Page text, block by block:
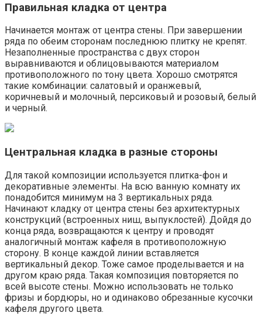
Правильная кладка от центра
Начинается монтаж от центра стены. При завершении
ряда по обеим сторонам последнюю плитку не крепят.
Незаполненные пространства с двух сторон
выравниваются и облицовываются материалом
противоположного по тону цвета. Хорошо смотрятся
такие комбинации: салатовый и оранжевый,
коричневый и молочный, персиковый и розовый, белый
и черный.
Центральная кладка в разные стороны
Для такой композиции используется плитка-фон и
декоративные элементы. На всю ванную комнату их
понадобится минимум на 3 вертикальных ряда.
Начинают кладку от центра стены без архитектурных
конструкций (встроенных ниш, выпуклостей). Дойдя до
конца ряда, возвращаются к центру и проводят
аналогичный монтаж кафеля в противоположную
сторону. В конце каждой линии вставляется
вертикальный декор. Тоже самое проделывается и на
другом краю ряда. Такая композиция повторяется по
всей высоте стены. Можно использовать не только
фризы и бордюры, но и одинаково обрезанные кусочки
кафеля другого цвета.